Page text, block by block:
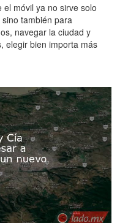
móvil ya no sirve solo
también para
navegar la ciudad y
elegir bien importa más